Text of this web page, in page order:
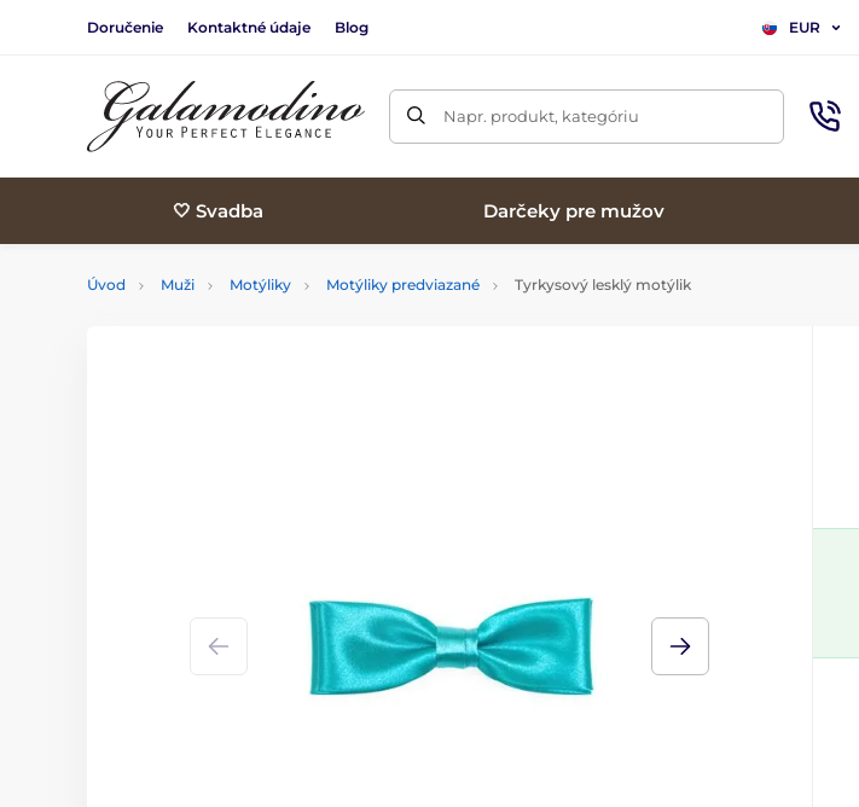
Doručenie Kontaktné údaje Blog EUR
Napr. produkt, kategóriu
🤍 Svadba Darčeky pre mužov
Úvod Muži Motýliky Motýliky predviazané Tyrkysový lesklý motýlik